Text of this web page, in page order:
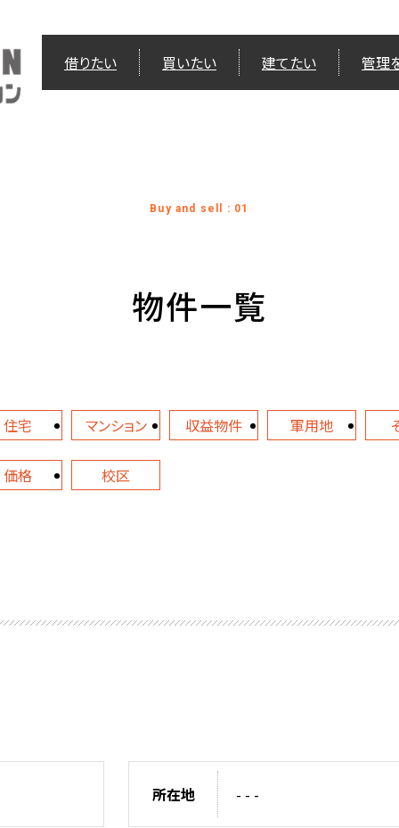
借りたい 買いたい 建てたい 管理
Buy and sell : 01
物件一覧
住宅 マンション 収益物件 軍用地
価格 校区
所在地 - - -